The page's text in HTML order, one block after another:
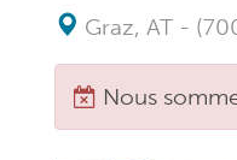
Graz, AT -
Nous